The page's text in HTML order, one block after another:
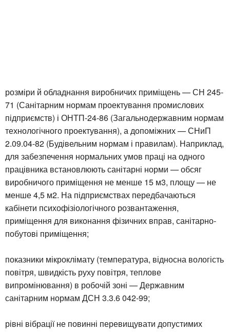
розміри й обладнання виробничих приміщень — СН 245-
71 (Санітарним нормам проектування промислових
підприємств) і ОНТП-24-86 (Загальнодержавним нормам
технологічного проектування), а допоміжних — СНиП
2.09.04-82 (Будівельним нормам і правилам). Наприклад,
для забезпечення нормальних умов праці на одного
працівника встановлюють санітарні норми — обсяг
виробничого приміщення не менше 15 м3, площу — не
менше 4,5 м2. На підприємствах передбачаються
кабінети психофізіологічного розвантаження,
приміщення для виконання фізичних вправ, санітарно-
побутові приміщення;
показники мікроклімату (температура, відносна вологість
повітря, швидкість руху повітря, теплове
випромінювання) в робочій зоні — Державним
санітарним нормам ДСН 3.3.6 042-99;
рівні вібрації не повинні перевищувати допустимих